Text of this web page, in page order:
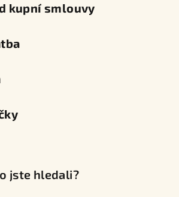
kupní smlouvy
jste hledali?